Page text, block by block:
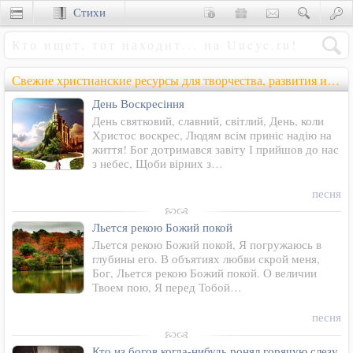
Свежиехристианские ресурсыдля творчества, развития и влияния
песня
День Воскресіння
День святковий, славний, світлий, День, коли
Христос воскрес, Людям всім приніс надію на
життя! Бог дотримався завіту І прийшов до нас
з небес, Щоби вірних з…
песня
Льется рекою Божий покой
Льется рекою Божий покой, Я погружаюсь в
глубины его. В объятиях любви скрой меня,
Бог, Льется рекою Божий покой. О величии
Твоем пою, Я перед Тобой…
Стихи